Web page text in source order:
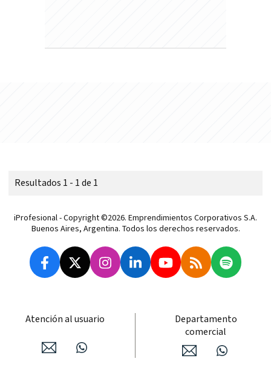
Resultados 1 - 1 de 1
iProfesional - Copyright ©2026. Emprendimientos Corporativos S.A.
Buenos Aires, Argentina. Todos los derechos reservados.
Atención al usuario
Departamento
comercial